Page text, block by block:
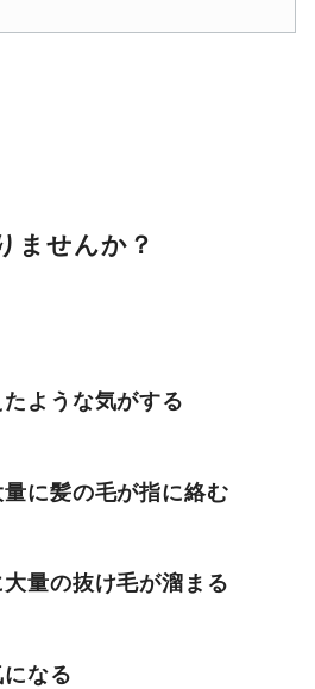
ませんか？
ような気がする
に髪の毛が指に絡む
量の抜け毛が溜まる
なる